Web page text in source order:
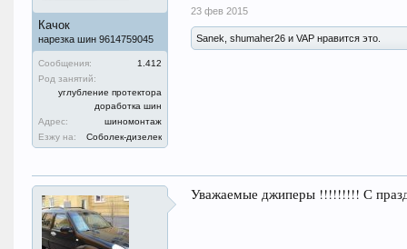
Качок
нарезка шин 9614759045
Сообщения:
1.412
Род занятий:
углубление протектора
доработка шин
Адрес:
шиномонтаж
Езжу на:
Соболек-дизелек
23 фев 2015
Sanek, shumaher26 и VAP нравится это.
Уважаемые джиперы !!!!!!!!! С